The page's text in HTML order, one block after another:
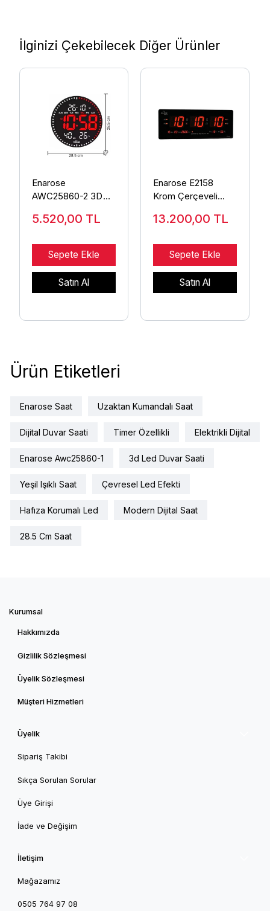
İlginizi Çekebilecek Diğer Ürünler
Enarose
AWC25860-2 3D
5.520,00 TL
Sepete Ekle
Satın Al
Enarose E2158
Krom Çerçeveli
13.200,00 TL
Sepete Ekle
Satın Al
Ürün Etiketleri
Enarose Saat Uzaktan Kumandalı Saat
Dijital Duvar Saati Timer Özellikli Elektrikli Dijital
Enarose Awc25860-1 3d Led Duvar Saati
Yeşil Işıklı Saat Çevresel Led Efekti
Hafıza Korumalı Led Modern Dijital Saat
28.5 Cm Saat
Kurumsal
Hakkımızda
Gizlilik Sözleşmesi
Üyelik Sözleşmesi
Müşteri Hizmetleri
Üyelik
Sipariş Takibi
Sıkça Sorulan Sorular
Üye Girişi
İade ve Değişim
İletişim
Mağazamız
0505 764 97 08